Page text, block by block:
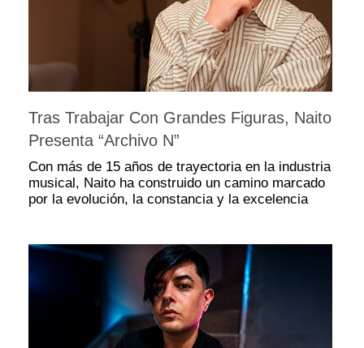
Tras Trabajar Con Grandes Figuras, Naito
Presenta “Archivo N”
Con más de 15 años de trayectoria en la industria
musical, Naito ha construido un camino marcado
por la evolución, la constancia y la excelencia